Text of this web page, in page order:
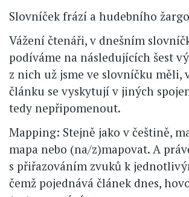
Slovníček frází a hudebního
Vážení čtenáři, v dnešním
podíváme na následujících šest
z nich už jsme ve slovníčku měli,
článku se vyskytují v jiných
tedy nepřipomenout.
Mapping: Stejně jako v češtině,
mapa nebo (na/z)mapovat. A
s přiřazováním zvuků k
čemž pojednává článek dnes,